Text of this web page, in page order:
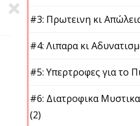
#3: Πρωτεινη κι
#4: Λιπαρα κι
#5: Υπερτροφες για το
#6: Διατροφικα
(2)